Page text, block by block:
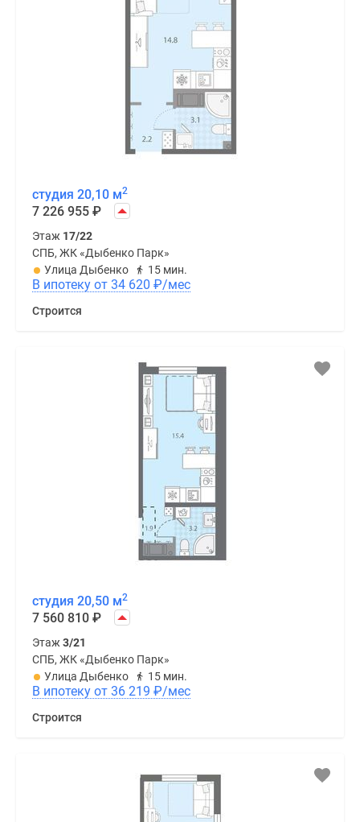
студия 20,10 м2
7 226 955 ₽
Этаж 17/22
СПБ, ЖК «Дыбенко Парк»
Улица Дыбенко
15 мин.
В ипотеку от 34 620 ₽/мес
Строится
студия 20,50 м2
7 560 810 ₽
Этаж3/21
СПБ, ЖК «Дыбенко Парк»
Улица Дыбенко
15 мин.
В ипотеку от 36 219 ₽/мес
Строится